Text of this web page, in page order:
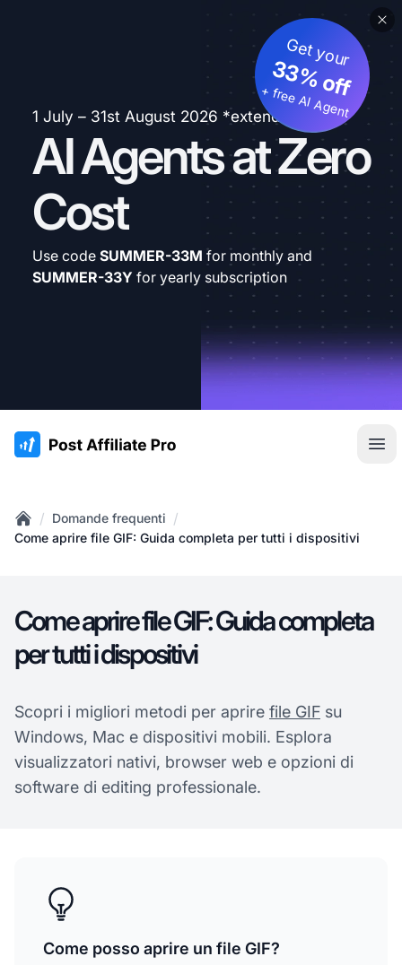
1 July – 31st August 2026 *extended
AI Agents at Zero
Cost
Get your
33% off
+ free AI Agent
Use code SUMMER-33M for monthly and
SUMMER-33Y for yearly subscription
:site.title
Home
/ Domande frequenti /
Come aprire file GIF: Guida completa per tutti i dispositivi
Come aprire file GIF: Guida completa
per tutti i dispositivi
Scopri i migliori metodi per aprire file GIF su
Windows, Mac e dispositivi mobili. Esplora
visualizzatori nativi, browser web e opzioni di
software di editing professionale.
Come posso aprire un file GIF?